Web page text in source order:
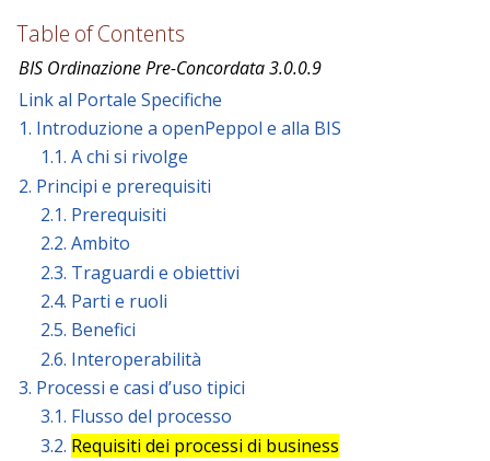
Table of Contents
BIS Ordinazione Pre-Concordata 3.0.0.9
Link al Portale Specifiche
1. Introduzione a openPeppol e alla BIS
1.1. A chi si rivolge
2. Principi e prerequisiti
2.1. Prerequisiti
2.2. Ambito
2.3. Traguardi e obiettivi
2.4. Parti e ruoli
2.5. Benefici
2.6. Interoperabilità
3. Processi e casi d’uso tipici
3.1. Flusso del processo
3.2. Requisiti dei processi di business